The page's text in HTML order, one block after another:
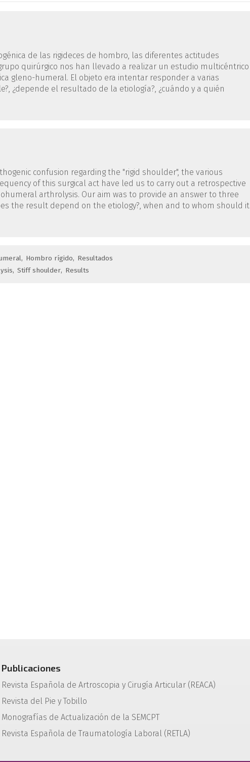
de las rigideces de hombro, las diferentes acti­tudes
quirúrgico nos han llevado a realizar un es­tudio multicéntrico
gleno-humeral. El objeto era inten­tar responder a varias
¿depende el resultado de la etiología?, ¿cuándo y a quién
confusion regarding the "rigid shoulder", the various
of this surgical act have led us to carry out a retrospective
arthrolysis. Our aim was to provide an answer to three
the result depend on the etiology?, when and to whom should it
Hombro rígido
Resultados
Stiff shoulder Results
Publicaciones
Revista Española de Artroscopia y Cirugía Articular (REACA)
Revista del Pie y Tobillo
Monografías de Actualización de la SEMCPT
Revista Española de Traumatología Laboral (RETLA)